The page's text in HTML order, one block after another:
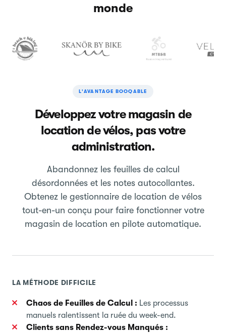
monde
L'AVANTAGE BOOQABLE
Développez votre magasin de
location de vélos, pas votre
administration.
Abandonnez les feuilles de calcul
désordonnées et les notes autocollantes.
Obtenez le gestionnaire de location de vélos
tout-en-un conçu pour faire fonctionner votre
magasin de location en pilote automatique.
LA MÉTHODE DIFFICILE
Chaos de Feuilles de Calcul : Les processus
manuels ralentissent la ruée du week-end.
Clients sans Rendez-vous Manqués :